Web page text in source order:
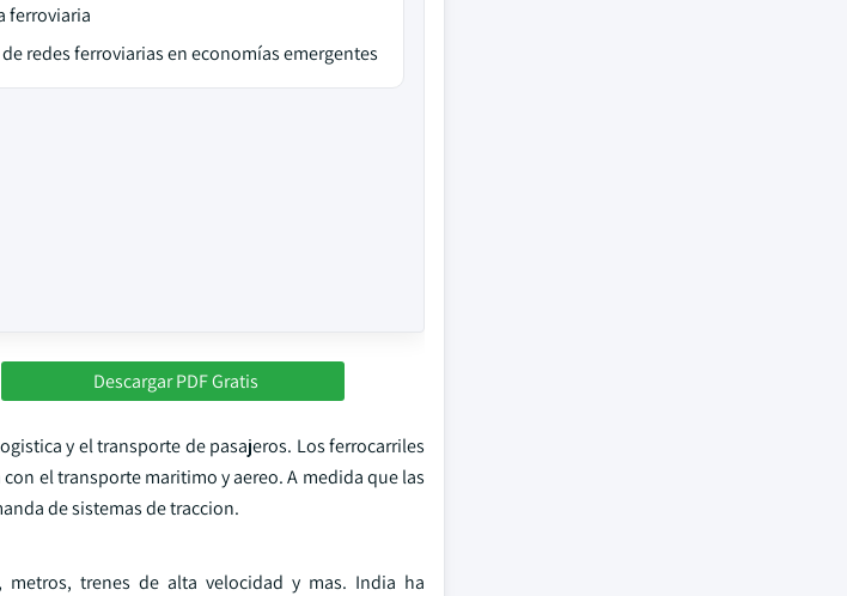
ferroviaria
redes ferroviarias en economías emergentes
Descargar PDF Gratis
y el transporte de pasajeros. Los ferrocarriles
el transporte maritimo y aereo. A medida que las
de sistemas de traccion.
metros, trenes de alta velocidad y mas. India ha